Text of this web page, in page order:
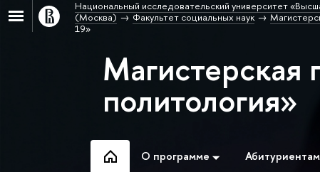
Национальный исследовательский университет
(Москва)
Факультет социальных наук
19»
Магистерская
политология»
О программе Абитуриентам